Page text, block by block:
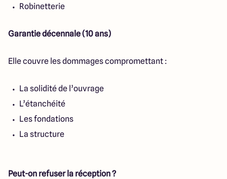
Robinetterie
Garantie décennale (10 ans)
Elle couvre les dommages compromettant :
La solidité de l’ouvrage
L’étanchéité
Les fondations
La structure
Peut-on refuser la réception ?